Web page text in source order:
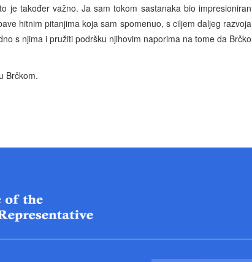
je također važno. Ja sam tokom sastanaka bio impresioniran
hitnim pitanjima koja sam spomenuo, s ciljem daljeg razvoja
s njima i pružiti podršku njihovim naporima na tome da Brčko
Brčkom.